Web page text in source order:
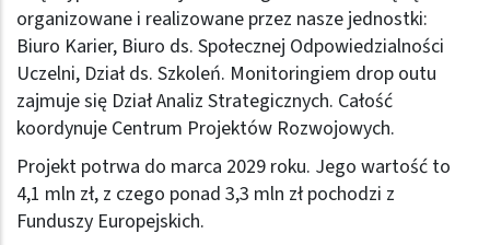
organizowane i realizowane przez nasze jednostki:
Biuro Karier, Biuro ds. Społecznej Odpowiedzialności
Uczelni, Dział ds. Szkoleń. Monitoringiem drop outu
zajmuje się Dział Analiz Strategicznych. Całość
koordynuje Centrum Projektów Rozwojowych.
Projekt potrwa do marca 2029 roku. Jego wartość to
4,1 mln zł, z czego ponad 3,3 mln zł pochodzi z
Funduszy Europejskich.